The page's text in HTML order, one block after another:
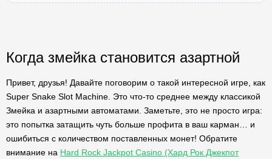
Когда змейка становится азартной
Привет, друзья! Давайте поговорим о такой интересной игре, как
Super Snake Slot Machine. Это что-то среднее между классикой
Змейка и азартными автоматами. Заметьте, это не просто игра:
это попытка затащить чуть больше профита в ваш карман… и
ошибиться с количеством поставленных монет! Обратите
внимание на Hard Rock Jackpot Casino (Хард Рок Джекпот